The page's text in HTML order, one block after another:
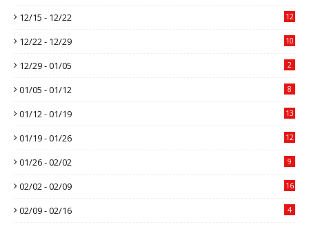
12/15 - 12/22 12
12/22 - 12/29 10
12/29 - 01/05 2
01/05 - 01/12 8
01/12 - 01/19 13
01/19 - 01/26 12
01/26 - 02/02 9
02/02 - 02/09 16
02/09 - 02/16 4